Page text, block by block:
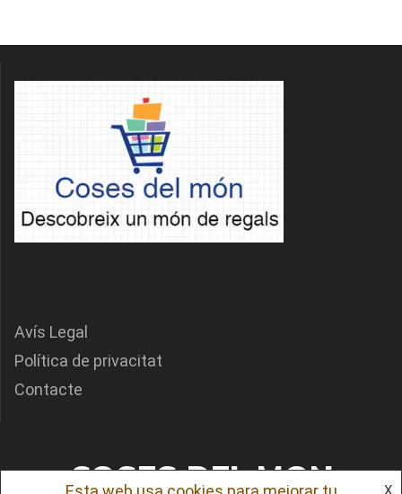
Avís Legal
Política de privacitat
Contacte
COSES DEL MON X